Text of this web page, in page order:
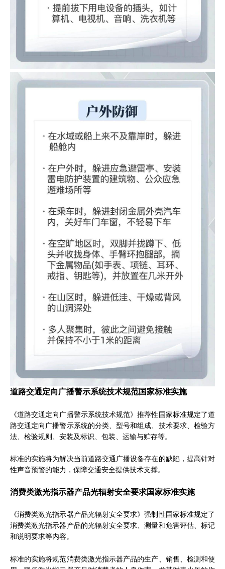
道路交通定向广播警示系统技术规范国家标准实施
《道路交通定向广播警示系统技术规范》推荐性国家标准规定了道
路交通定向广播警示系统的分类、型号和组成、技术要求、检验方
法、检验规则、安装及标识、包装、运输与贮存等。
标准的实施将为解决当前道路交通广播设备存在的缺陷，提高针对
性声音预警的能力，保障交通安全提供技术支撑。
消费类激光指示器产品光辐射安全要求国家标准实施
《消费类激光指示器产品光辐射安全要求》强制性国家标准规定了
消费类激光指示器产品的光辐射安全要求、测量和危害评估、标记
和说明要求等内容。
标准的实施将规范消费类激光指示器产品的生产、销售、检测和使